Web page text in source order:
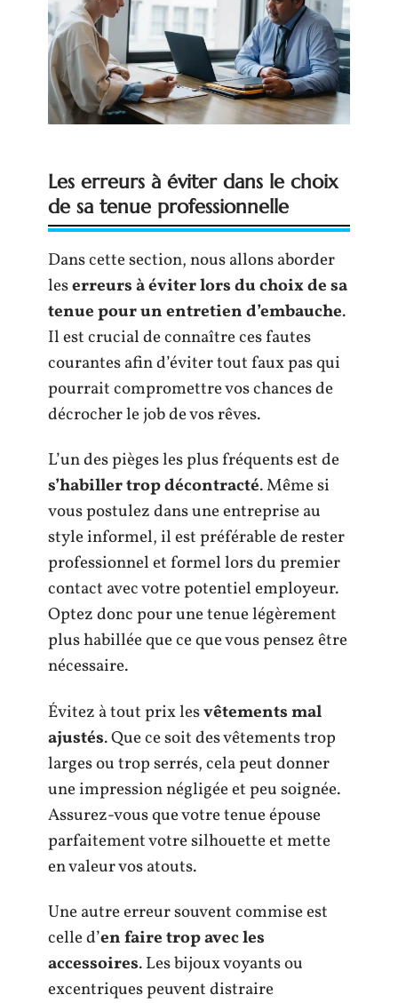
Les erreurs à éviter dans le choix
de sa tenue professionnelle
Dans cette section, nous allons aborder
leserreurs à éviter lors du choix de sa
tenue pour un entretien d’embauche.
Il est crucial de connaître ces fautes
courantes afin d’éviter tout faux pas qui
pourrait compromettre vos chances de
décrocher le job de vos rêves.
L’un des pièges les plus fréquents est de
s’habiller trop décontracté. Même si
vous postulez dans une entreprise au
style informel, il est préférable de rester
professionnel et formel lors du premier
contact avec votre potentiel employeur.
Optez donc pour une tenue légèrement
plus habillée que ce que vous pensez être
nécessaire.
Évitez à tout prix lesvêtements mal
ajustés. Que ce soit des vêtements trop
larges ou trop serrés, cela peut donner
une impression négligée et peu soignée.
Assurez-vous que votre tenue épouse
parfaitement votre silhouette et mette
en valeur vos atouts.
Une autre erreur souvent commise est
celle d’en faire trop avec les
accessoires. Les bijoux voyants ou
excentriques peuvent distraire